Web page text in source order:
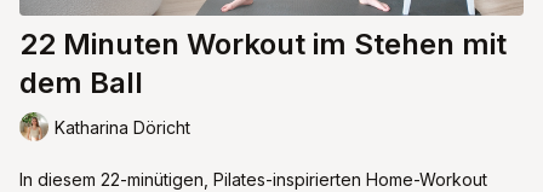
22 Minuten Workout im Stehen mit
dem Ball
Katharina Döricht
In diesem 22-minütigen, Pilates-inspirierten Home-Workout